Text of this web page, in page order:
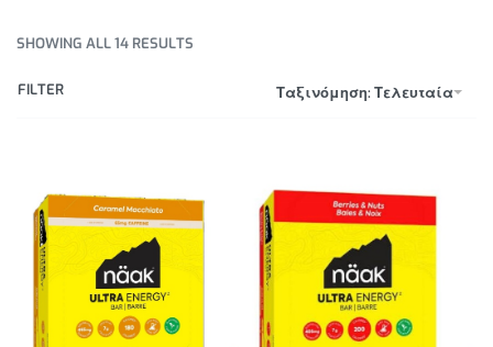
SHOWING ALL 14 RESULTS
Ταξινόμηση: Τελευταία
FILTER